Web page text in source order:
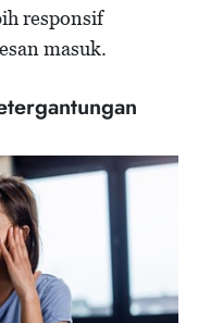
responsif
masuk.